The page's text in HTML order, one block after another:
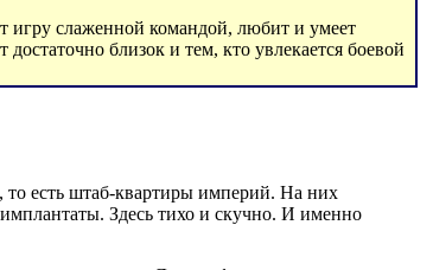
игру слаженной командой, любит и умеет
близок и тем, кто увлекается боевой
есть штаб-квартиры империй. На них
Здесь тихо и скучно. И именно